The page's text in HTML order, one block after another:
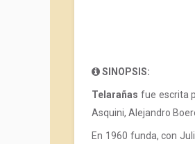
SINOPSIS:
Telarañas fue escrita
Asquini, Alejandro
En 1960 funda, con